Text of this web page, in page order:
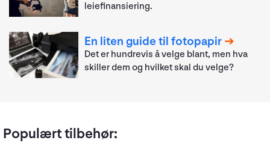
leiefinansiering.
En liten guide til fotopapir
Det er hundrevis å velge blant, men hva
skiller dem og hvilket skal du velge?
Populært tilbehør: